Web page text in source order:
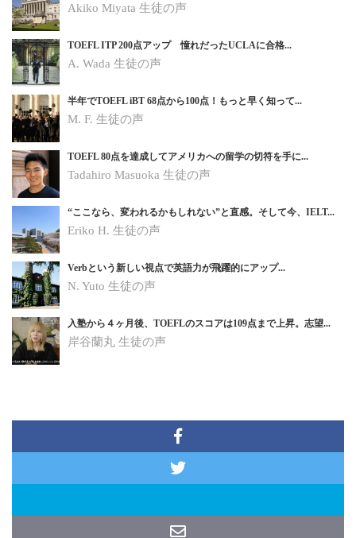
Akiko Miyata 生徒の声
TOEFL ITP 200点アップ 憧れだったUCLAに合格...
A. Wada 生徒の声
半年でTOEFL iBT 68点から100点！もっと早く知って...
M. F. 生徒の声
TOEFL 80点を達成してアメリカへの留学の切符を手に...
Tadahiro Masuoka 生徒の声
“ここなら、変われるかもしれない”と直感。そして今、IELT...
Eriko H. 生徒の声
Verbという新しい視点で英語力が飛躍的にアップ...
N. Yuto 生徒の声
入塾から４ヶ月後、TOEFLのスコアは109点まで上昇。志望...
岸谷蘭丸 生徒の声